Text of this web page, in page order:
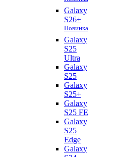
Galaxy
S26+
Новинка
Galaxy
S25
Ultra
Galaxy
S25
Galaxy
S25+
Galaxy
S25 FE
Galaxy
S25
Edge
Galaxy